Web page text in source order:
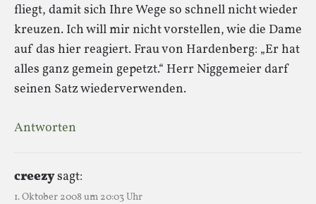
fliegt, damit sich Ihre Wege so schnell nicht wieder
kreuzen. Ich will mir nicht vorstellen, wie die Dame
auf das hier reagiert. Frau von Hardenberg: „Er hat
alles ganz gemein gepetzt.“ Herr Niggemeier darf
seinen Satz wiederverwenden.
Antworten
creezysagt:
1. Oktober 2008 um 20:03 Uhr